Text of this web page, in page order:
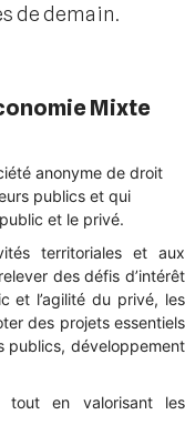
de demain.
Mixte
anonyme de droit
publics et qui
et le privé.
territoriales et aux
des défis d’intérêt
et l’agilité du privé, les
des projets essentiels
publics, développement
tout en valorisant les